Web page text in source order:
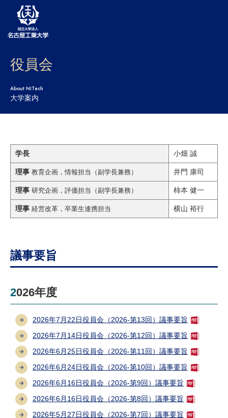
大学案内
学部・大学院・センター
研究・産学官連携
社会連携
国際交流
受験生 在学生
卒業生
役員会
About NITech
大学案内
学長 小畑 誠
理事 教育企画，情報担当（副学長兼務） 井門 康司
理事 研究企画，評価担当（副学長兼務） 柿本 健一
理事 経営改革，卒業生連携担当 横山 裕行
議事要旨
2026年度
2026年7月22日役員会（2026-第13回）議事要旨
2026年7月14日役員会（2026-第12回）議事要旨
2026年6月25日役員会（2026-第11回）議事要旨
2026年6月24日役員会（2026-第10回）議事要旨
2026年6月16日役員会（2026-第9回）議事要旨
2026年6月16日役員会（2026-第8回）議事要旨
2026年5月27日役員会（2026-第7回）議事要旨